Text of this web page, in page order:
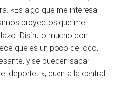
«Es algo que me interesa
proyectos que me
Disfruto mucho con
que es un poco de loco,
y se pueden sacar
deporte…», cuenta la central